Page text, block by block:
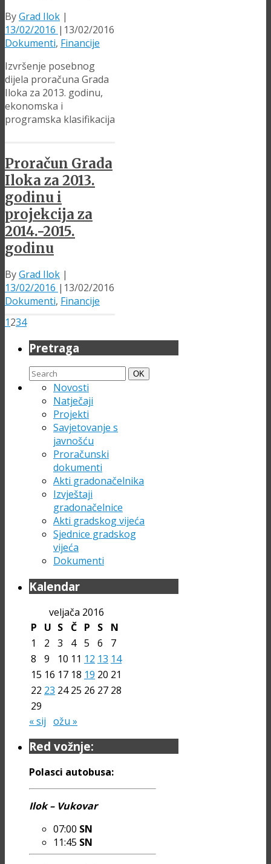
ByGrad Ilok |
13/02/2016 | 13/02/2016
Dokumenti, Financije
Izvršenje posebnog
dijela proračuna Grada
Iloka za 2013. godinu,
ekonomska i
programska klasifikacija
Proračun Grada
Iloka za 2013.
godinu i
projekcija za
2014.-2015.
godinu
ByGrad Ilok |
13/02/2016 | 13/02/2016
Dokumenti, Financije
1234
Pretraga
Search
for:
Search
OK
Novosti
Natječaji
Projekti
Savjetovanje s
javnošću
Proračunski
dokumenti
Akti gradonačelnika
Izvještaji
gradonačelnice
Akti gradskog vijeća
Sjednice gradskog
vijeća
Dokumenti
Kalendar
veljača 2016
P
U S Č P S
N
1
2 3 4 5 6
7
8
9 10 11 12 13 14
15 16 17 18 19 20 21
22 23 24 25 26 27 28
29
« sij ožu »
Red vožnje:
Polasci autobusa:
Ilok – Vukovar
07:00 SN
11:45 SN